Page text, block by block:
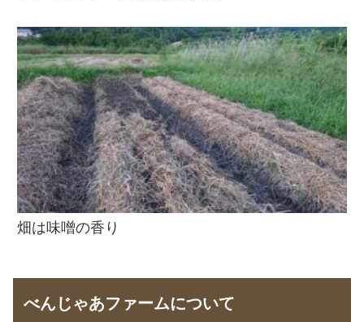
畑は味噌の香り
べんじゃあファームについて